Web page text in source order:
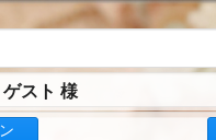
スト 様